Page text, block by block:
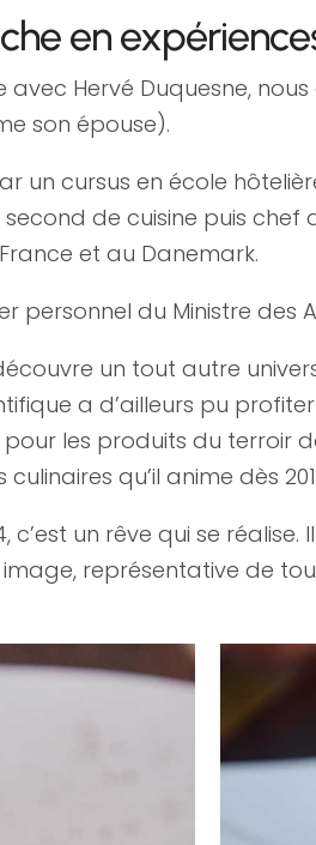
en
avec Hervé Duquesne,
son épouse).
un cursus en école
de cuisine puis chef
et au Danemark.
personnel du Ministre des
un tout autre
a d’ailleurs pu
les produits du terroir
qu’il anime dès
un rêve qui se
représentative de